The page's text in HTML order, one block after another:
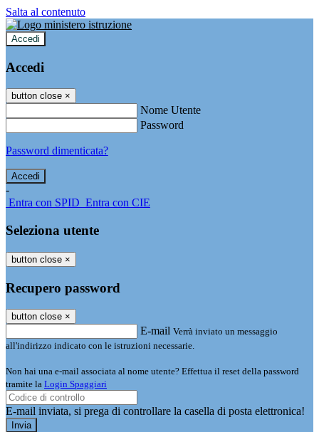
Salta al contenuto
Accedi
Accedi
button close ×
Nome Utente
Password
Password dimenticata?
-
Entra con SPID Entra con CIE
Seleziona utente
button close ×
Recupero password
button close ×
E-mail Verrà inviato un messaggio
all'indirizzo indicato con le istruzioni necessarie.
Non hai una e-mail associata al nome utente? Effettua il reset della password
tramite la Login Spaggiari
E-mail inviata, si prega di controllare la casella di posta elettronica!